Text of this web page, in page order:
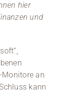
hier
und
Monitore an
kann